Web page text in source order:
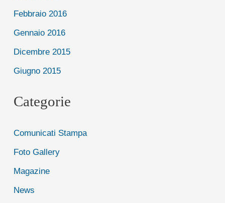
Febbraio 2016
Gennaio 2016
Dicembre 2015
Giugno 2015
Categorie
Comunicati Stampa
Foto Gallery
Magazine
News